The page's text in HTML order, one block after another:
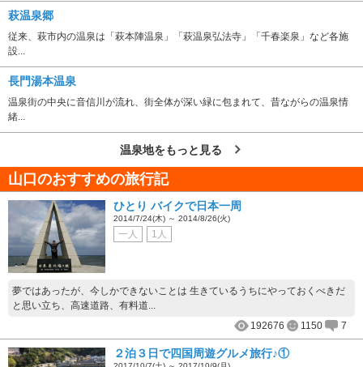
萩温泉郷
従来、萩市内の温泉は「萩本陣温泉」「萩温泉弘法寺」「千春楽泉」など各施
設...
長門湯本温泉
温泉街の中央に音信川が流れ、街全体が深い緑に包まれて、昔ながらの温泉情
緒...
温泉地をもっと見る
山口のおすすめの旅行記
ひとり バイクで日本一周
2014/7/24(木) ～ 2014/8/26(火)
一人 1人
夢ではあったが、今しかできないことは 生きているうちにやっておくべきだ
と思い立ち、高速道路、有料道...
192676
1150 7
２泊３日で四国周遊グルメ旅行♪①